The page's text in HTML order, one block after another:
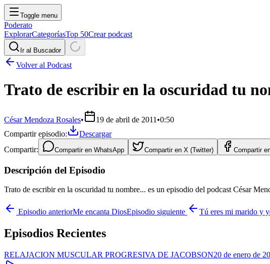
Toggle menu
Poderato
ExplorarCategoríasTop 50Crear podcast
Ir al Buscador
Volver al Podcast
Trato de escribir en la oscuridad tu
César Mendoza Rosales• 19 de abril de 2011 •0:50
Compartir episodio:
Descargar
Compartir:
Compartir en WhatsApp Compartir en X (Twitter) Compartir
Descripción del Episodio
Trato de escribir en la oscuridad tu nombre... es un episodio del podcast César
Episodio anteriorMe encanta DiosEpisodio siguiente Tú eres mi marido y
Episodios Recientes
RELAJACION MUSCULAR PROGRESIVA DE JACOBSON20 de enero de